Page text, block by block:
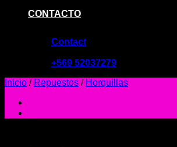
CONTACTO
Contact
+569 52037279
Inicio / Repuestos / Horquillas